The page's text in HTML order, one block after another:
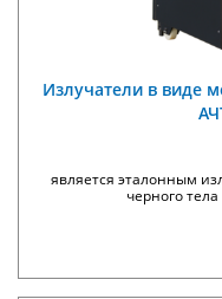
Излучатели в виде
является эталонным
черного